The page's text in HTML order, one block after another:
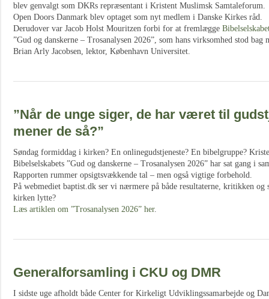
blev genvalgt som DKRs repræsentant i Kristent Muslimsk Samtaleforum.
Open Doors Danmark blev optaget som nyt medlem i Danske Kirkes råd.
Derudover var Jacob Holst Mouritzen forbi for at fremlægge
”Gud og danskerne – Trosanalysen 2026”, som hans virksomhed stod bag
Brian Arly Jacobsen, lektor, København Universitet.
”Når de unge siger, de har været til
mener de så?”
Søndag formiddag i kirken? En onlinegudstjeneste? En bibelgruppe?
Bibelselskabets ”Gud og danskerne – Trosanalysen 2026” har sat gang i
Rapporten rummer opsigtsvækkende tal – men også vigtige forbehold.
På webmediet baptist.dk ser vi nærmere på både resultaterne, kritikken
kirken lytte?
Læs artiklen om ”Trosanalysen 2026” her.
Generalforsamling i CKU og DMR
I sidste uge afholdt både Center for Kirkeligt Udviklingssamarbejde og